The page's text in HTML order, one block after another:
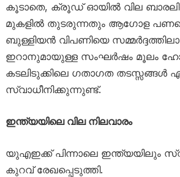
കൂടാതെ, ക്രൂഡ് ഓയിൽ വില
മുകളിൽ തുടരുന്നതും ആഗോള
ബുള്ളിയൻ വിപണിയെ
ഇറാനുമായുള്ള സംഘർഷം മൂലം
കടലിടുക്കിലെ ഗതാഗത തടസ്സങ്ങൾ
സ്വാധീനിക്കുന്നുണ്ട്.
ഇന്ത്യയിലെ വില നിലവാരം
യുഎഇക്ക് പിന്നാലെ ഇന്ത്യയിലും
കുറവ് രേഖപ്പെടുത്തി.